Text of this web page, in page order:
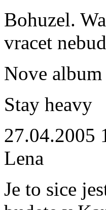
Bohuzel.
vracet
Nove
Stay heavy
27.04.2005
Lena
Je to sice